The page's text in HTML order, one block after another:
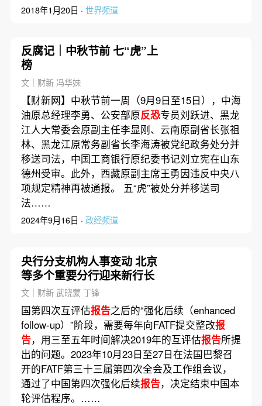
2018年1月20日 · 世界频道
反腐记｜中秋节前 七“虎”上
榜
文｜财新 冯华妹
【财新网】中秋节前一周（9月9日至15日），中海
油原总经理李勇、公安部原反恐专员刘跃进、黑龙
江人大常委会原副主任李显刚、云南原副省长张祖
林、黑龙江原常务副省长李海涛被党纪政务处分并
移送司法，中国工商银行原纪委书记刘立宪在山东
德州受审。此外，西藏原副主席王勇因违反中央八
项规定精神再被通报。 五“虎”被处分并移送司
法……
2024年9月16日 · 政经频道
央行分支机构人事变动 北京
等多个重要分行迎来新行长
文｜财新 武晓蒙 丁锋
国第四次互评估报告之后的“强化后续（enhanced
follow-up）”阶段，需要每年向FATF提交整改报
告，用三至五年时间解决2019年的互评估报告所提
出的问题。2023年10月23日至27日在法国巴黎召
开的FATF第三十三届第四次全会及工作组会议，
通过了中国第四次强化后续报告，决定结束中国本
轮评估程序。……